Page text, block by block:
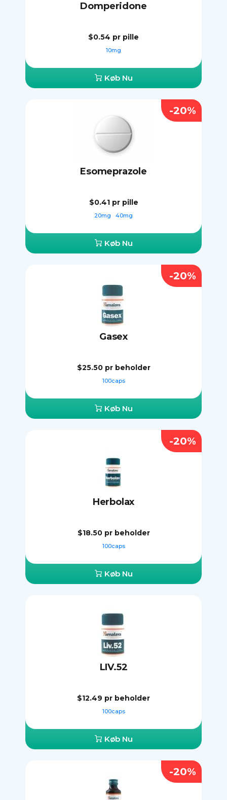
Domperidone
$0.54 pr pille
10mg
Køb Nu
Esomeprazole
$0.41 pr pille
20mg 40mg
Køb Nu
-20%
Gasex
$25.50 pr beholder
100caps
Køb Nu
-20%
Herbolax
$18.50 pr beholder
100caps
Køb Nu
-20%
LIV.52
$12.49 pr beholder
100caps
Køb Nu
-20%